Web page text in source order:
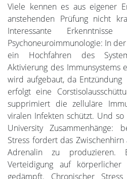
Viele kennen es aus eigener
anstehenden Prüfung nicht
Interessante
Psychoneuroimmunologie: In
ein Hochfahren des
Aktivierung des Immunsystems
wird aufgebaut, da
erfolgt eine
supprimiert die zelluläre
viralen Infekten schützt. Und
University Zusammenhänge:
Stress fordert das
Adrenalin zu
Verteidigung auf
gedämpft. Chronischer